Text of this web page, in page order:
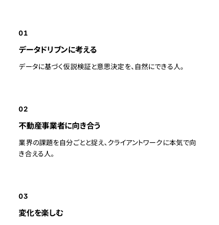
01
データドリブンに考える
データに基づく仮説検証と意思決定を、自然にできる人。
02
不動産事業者に向き合う
業界の課題を自分ごとと捉え、クライアントワークに本気で向
き合える人。
03
変化を楽しむ